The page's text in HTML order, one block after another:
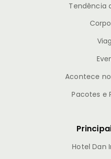
Tendência
Acontece
Pacotes e
Hotel Dan